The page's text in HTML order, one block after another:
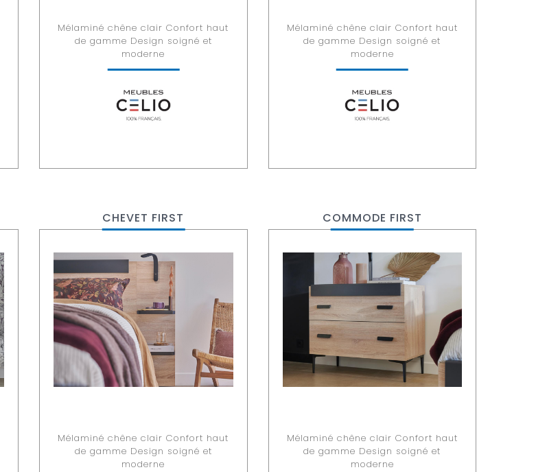
Mélaminé chêne clair Confort haut
de gamme Design soigné et
moderne
Mélaminé chêne clair Confort haut
de gamme Design soigné et
moderne
CHEVET FIRST
Mélaminé chêne clair Confort haut
de gamme Design soigné et
moderne
COMMODE FIRST
Mélaminé chêne clair Confort haut
de gamme Design soigné et
moderne